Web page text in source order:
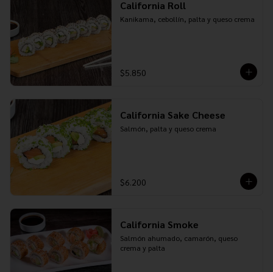
California Roll
Kanikama, cebollín, palta y queso crema
$5.850
California Sake Cheese
Salmón, palta y queso crema
$6.200
California Smoke
Salmón ahumado, camarón, queso
crema y palta